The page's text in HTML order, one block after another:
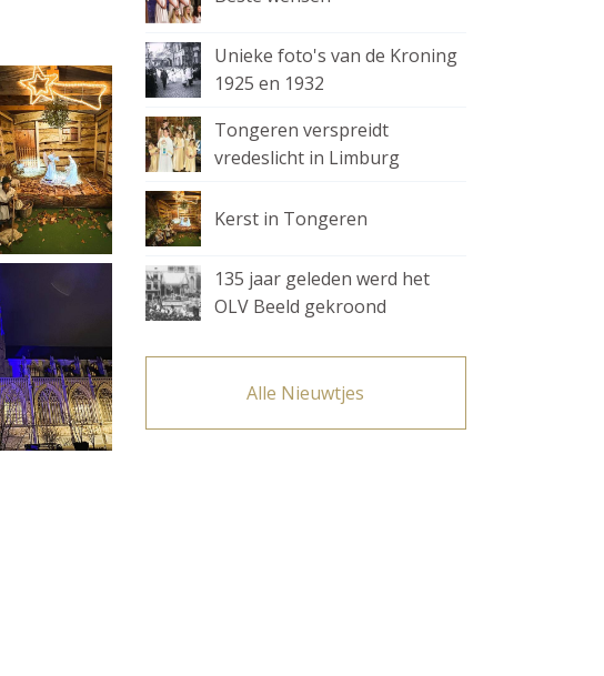
Unieke foto's van de Kroning
1925 en 1932
Tongeren verspreidt
vredeslicht in Limburg
Kerst in Tongeren
135 jaar geleden werd het
OLV Beeld gekroond
Alle Nieuwtjes